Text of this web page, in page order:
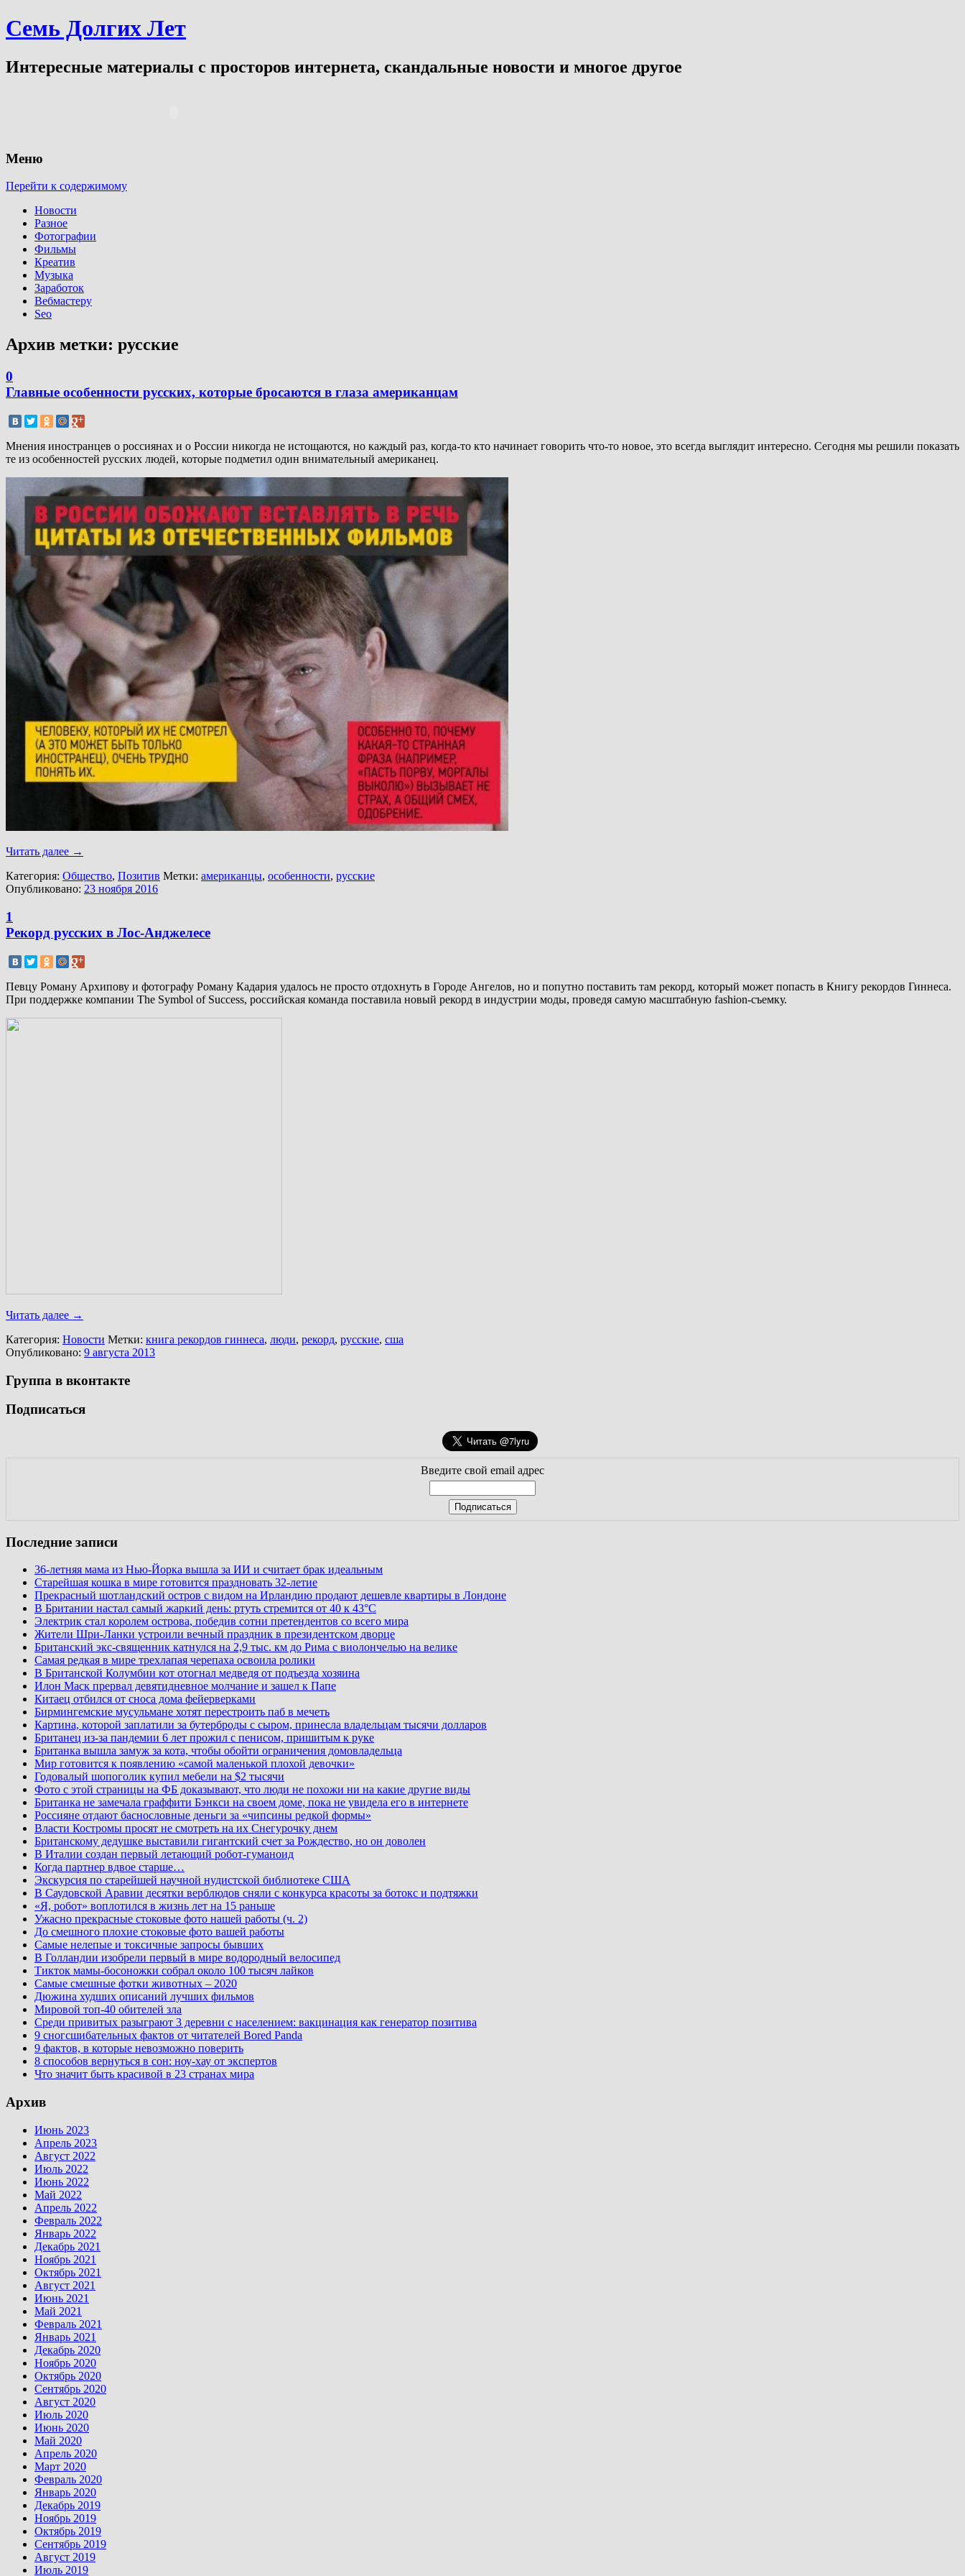
Семь Долгих Лет
Интересные материалы с просторов интернета, скандальные новости и многое другое
Меню
Перейти к содержимому
Новости
Разное
Фотографии
Фильмы
Креатив
Музыка
Заработок
Вебмастеру
Seo
Архив метки: русские
0
Главные особенности русских, которые бросаются в глаза американцам
Мнения иностранцев о россиянах и о России никогда не истощаются, но каждый раз, когда-то кто начинает говорить что-то новое, это всегда выглядит интересно. Сегодня мы решили показать
те из особенностей русских людей, которые подметил один внимательный американец.
Читать далее →
Категория: Общество, Позитив Метки: американцы, особенности, русские
Опубликовано: 23 ноября 2016
1
Рекорд русских в Лос-Анджелесе
Певцу Роману Архипову и фотографу Роману Кадария удалось не просто отдохнуть в Городе Ангелов, но и попутно поставить там рекорд, который может попасть в Книгу рекордов Гиннеса.
При поддержке компании The Symbol of Success, российская команда поставила новый рекорд в индустрии моды, проведя самую масштабную fashion-съемку.
Читать далее →
Категория: Новости Метки: книга рекордов гиннеса, люди, рекорд, русские, сша
Опубликовано: 9 августа 2013
Группа в вконтакте
Подписаться
Введите свой email адрес
Последние записи
36-летняя мама из Нью-Йорка вышла за ИИ и считает брак идеальным
Старейшая кошка в мире готовится праздновать 32-летие
Прекрасный шотландский остров с видом на Ирландию продают дешевле квартиры в Лондоне
В Британии настал самый жаркий день: ртуть стремится от 40 к 43°C
Электрик стал королем острова, победив сотни претендентов со всего мира
Жители Шри-Ланки устроили вечный праздник в президентском дворце
Британский экс-священник катнулся на 2,9 тыс. км до Рима с виолончелью на велике
Самая редкая в мире трехлапая черепаха освоила ролики
В Британской Колумбии кот отогнал медведя от подъезда хозяина
Илон Маск прервал девятидневное молчание и зашел к Папе
Китаец отбился от сноса дома фейерверками
Бирмингемские мусульмане хотят перестроить паб в мечеть
Картина, которой заплатили за бутерброды с сыром, принесла владельцам тысячи долларов
Британец из-за пандемии 6 лет прожил с пенисом, пришитым к руке
Британка вышла замуж за кота, чтобы обойти ограничения домовладельца
Мир готовится к появлению «самой маленькой плохой девочки»
Годовалый шопоголик купил мебели на $2 тысячи
Фото с этой страницы на ФБ доказывают, что люди не похожи ни на какие другие виды
Британка не замечала граффити Бэнкси на своем доме, пока не увидела его в интернете
Россияне отдают баснословные деньги за «чипсины редкой формы»
Власти Костромы просят не смотреть на их Снегурочку днем
Британскому дедушке выставили гигантский счет за Рождество, но он доволен
В Италии создан первый летающий робот-гуманоид
Когда партнер вдвое старше…
Экскурсия по старейшей научной нудистской библиотеке США
В Саудовской Аравии десятки верблюдов сняли с конкурса красоты за ботокс и подтяжки
«Я, робот» воплотился в жизнь лет на 15 раньше
Ужасно прекрасные стоковые фото нашей работы (ч. 2)
До смешного плохие стоковые фото вашей работы
Самые нелепые и токсичные запросы бывших
В Голландии изобрели первый в мире водородный велосипед
Тикток мамы-босоножки собрал около 100 тысяч лайков
Самые смешные фотки животных – 2020
Дюжина худших описаний лучших фильмов
Мировой топ-40 обителей зла
Среди привитых разыграют 3 деревни с населением: вакцинация как генератор позитива
9 сногсшибательных фактов от читателей Bored Panda
9 фактов, в которые невозможно поверить
8 способов вернуться в сон: ноу-хау от экспертов
Что значит быть красивой в 23 странах мира
Архив
Июнь 2023
Апрель 2023
Август 2022
Июль 2022
Июнь 2022
Май 2022
Апрель 2022
Февраль 2022
Январь 2022
Декабрь 2021
Ноябрь 2021
Октябрь 2021
Август 2021
Июнь 2021
Май 2021
Февраль 2021
Январь 2021
Декабрь 2020
Ноябрь 2020
Октябрь 2020
Сентябрь 2020
Август 2020
Июль 2020
Июнь 2020
Май 2020
Апрель 2020
Март 2020
Февраль 2020
Январь 2020
Декабрь 2019
Ноябрь 2019
Октябрь 2019
Сентябрь 2019
Август 2019
Июль 2019